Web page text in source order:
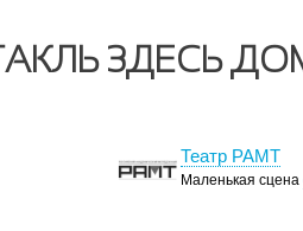
ЗДЕСЬ
Театр РАМТ
Маленькая сцена